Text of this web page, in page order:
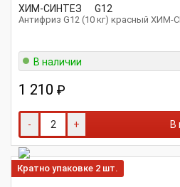
ХИМ-СИНТЕЗ G12
Антифриз G12 (10 кг) красный ХИМ-
В наличии
1 210 ₽
- + В
Кратно упаковке 2 шт.